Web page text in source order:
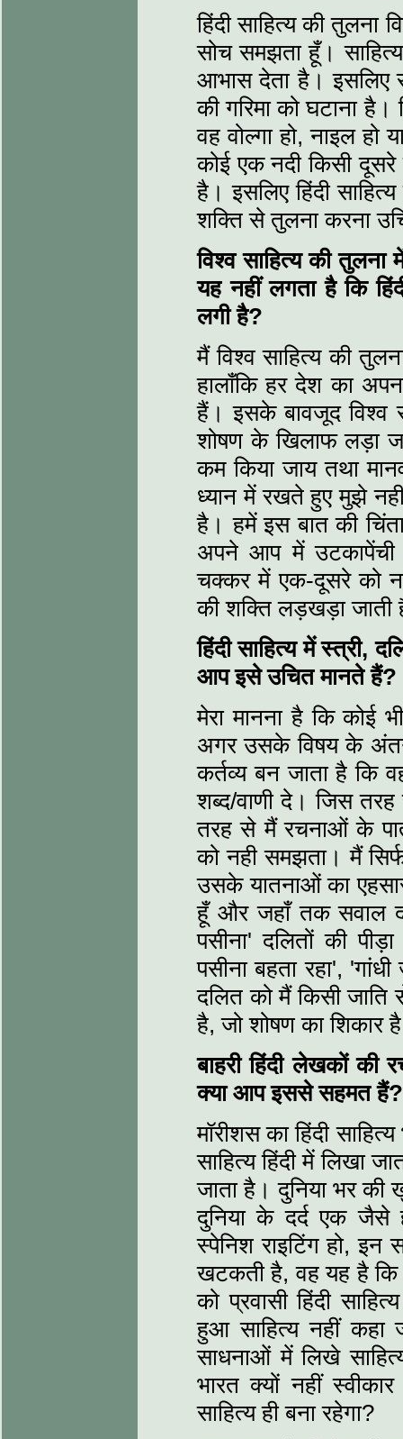
हिंदी साहित्य की
सोच समझता हूँ।
आभास देता है। इसलिए
की गरिमा को घटाना
वह वोल्गा हो, नाइल हो
कोई एक नदी किसी दूसरे
है। इसलिए हिंदी
शक्ति से तुलना करना
विश्व साहित्य की
यह नहीं लगता है कि
लगी है?
मैं विश्व साहित्य की
हालाँकि हर देश का
हैं। इसके बावजूद विश्व
शोषण के खिलाफ लड़ा
कम किया जाय तथा
ध्यान में रखते हुए मुझे नहीं
है। हमें इस बात की
अपने आप में
चक्कर में एक-दूसरे को
की शक्ति लड़खड़ा जाती
हिंदी साहित्य में स्त्री,
आप इसे उचित मानते हैं?
मेरा मानना है कि कोई
अगर उसके विषय के
कर्तव्य बन जाता है कि
शब्द/वाणी दे। जिस
तरह से मैं रचनाओं के
को नही समझता। मैं
उसके यातनाओं का
हूँ और जहाँ तक सवाल
पसीना' दलितों की
पसीना बहता रहा',
दलित को मैं किसी जाति
है, जो शोषण का शिकार
बाहरी हिंदी लेखकों की
क्या आप इससे सहमत हैं?
मॉरीशस का हिंदी
साहित्य हिंदी में लिखा
जाता है। दुनिया भर
दुनिया के दर्द एक जैसे
स्पेनिश राइटिंग हो, इन
खटकती है, वह यह है कि
को प्रवासी हिंदी
हुआ साहित्य नहीं
साधनाओं में लिखे
भारत क्यों नहीं
साहित्य ही बना रहेगा?